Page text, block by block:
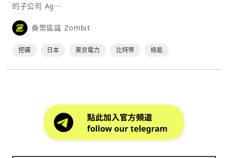
的子公司 Ag⋯
桑幣區識 Zombit
挖礦 日本 東京電力 比特幣 綠能